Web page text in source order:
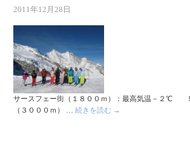
2011年12月28日
サースフェー街（１８００ｍ）：最高気温－２℃
（３０００ｍ） …続きを読む →